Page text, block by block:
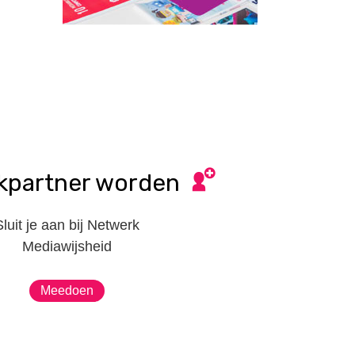
worden
je aan bij Netwerk
Mediawijsheid
Meedoen